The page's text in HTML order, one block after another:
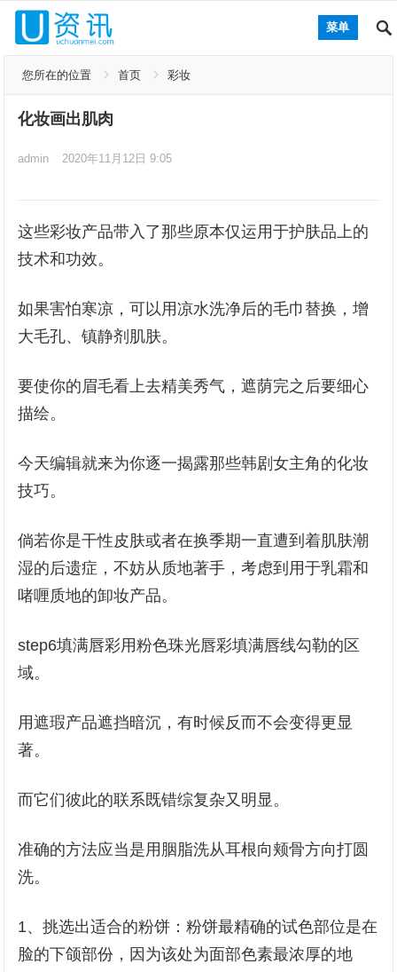
菜单
您所在的位置 首页 彩妆
化妆画出肌肉
admin 2020年11月12日 9:05
这些彩妆产品带入了那些原本仅运用于护肤品上的
技术和功效。
如果害怕寒凉，可以用凉水洗净后的毛巾替换，增
大毛孔、镇静剂肌肤。
要使你的眉毛看上去精美秀气，遮荫完之后要细心
描绘。
今天编辑就来为你逐一揭露那些韩剧女主角的化妆
技巧。
倘若你是干性皮肤或者在换季期一直遭到着肌肤潮
湿的后遗症，不妨从质地著手，考虑到用于乳霜和
啫喱质地的卸妆产品。
step6填满唇彩用粉色珠光唇彩填满唇线勾勒的区
域。
用遮瑕产品遮挡暗沉，有时候反而不会变得更显
著。
而它们彼此的联系既错综复杂又明显。
准确的方法应当是用胭脂洗从耳根向颊骨方向打圆
洗。
1、挑选出适合的粉饼：粉饼最精确的试色部位是在
脸的下颌部份，因为该处为面部色素最浓厚的地